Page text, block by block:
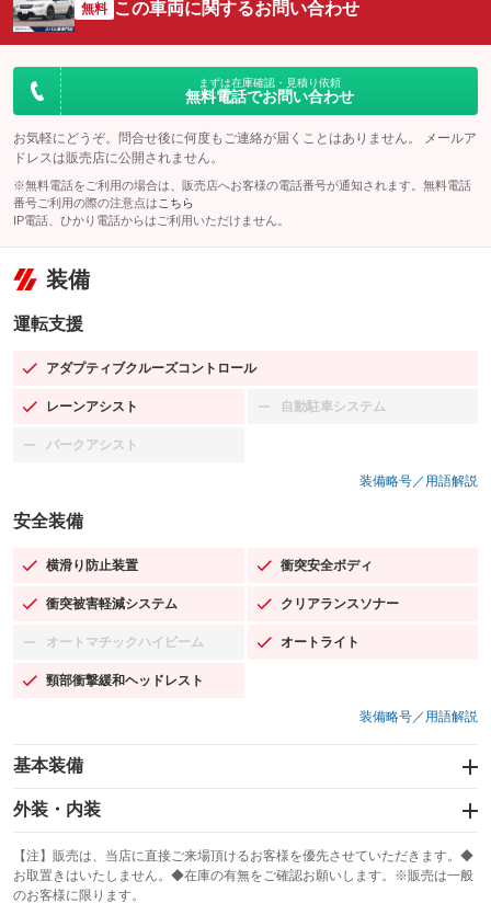
無料 この車両に関するお問い合わせ
まずは在庫確認・見積り依頼
無料電話でお問い合わせ
お気軽にどうぞ。問合せ後に何度もご連絡が届くことはありません。 メールア
ドレスは販売店に公開されません。
※無料電話をご利用の場合は、販売店へお客様の電話番号が通知されます。無料電話
番号ご利用の際の注意点は こちら
IP電話、ひかり電話からはご利用いただけません。
装備
運転支援
アダプティブクルーズコントロール
：装備あり
レーンアシスト
：装備あり 自動駐車システム
：装備なし
パークアシスト
：装備なし
装備略号／用語解説
安全装備
横滑り防止装置
：装備あり 衝突安全ボディ
：装備あり
衝突被害軽減システム
：装備あり クリアランスソナー
：装備あり
オートマチックハイビーム
：装備なし オートライト
：装備あり
頸部衝撃緩和ヘッドレスト
：装備あり
装備略号／用語解説
基本装備
エアバッグ：運転席/助手席/サイド
：装備あり
：装備なし
サンルーフ
：装備なし ABS
外装・内装
カーナビ：SDナビ
：装備あり
TV：フルセグ
：装備あり
【注】販売は、当店に直接ご来場頂けるお客様を優先させていただきます。◆
お取置きはいたしません。◆在庫の有無をご確認お願いします。※販売は一般
のお客様に限ります。